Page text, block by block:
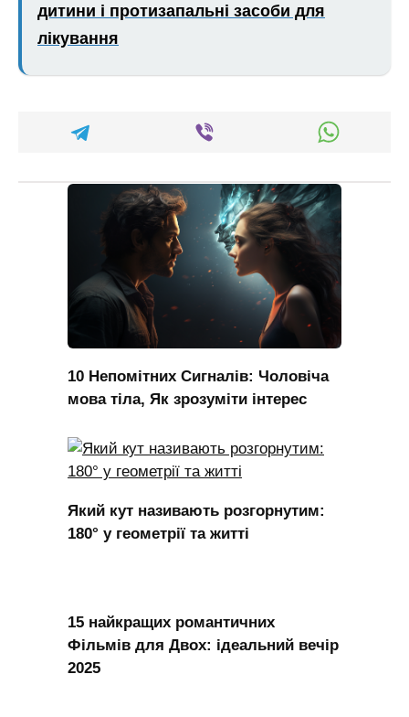
дитини і протизапальні засоби для
лікування
10 Непомітних Сигналів: Чоловіча
мова тіла, Як зрозуміти інтерес
Який кут називають розгорнутим:
180° у геометрії та житті
15 найкращих романтичних
Фільмів для Двох: ідеальний вечір
2025